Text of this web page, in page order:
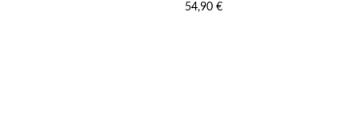
54,90 €